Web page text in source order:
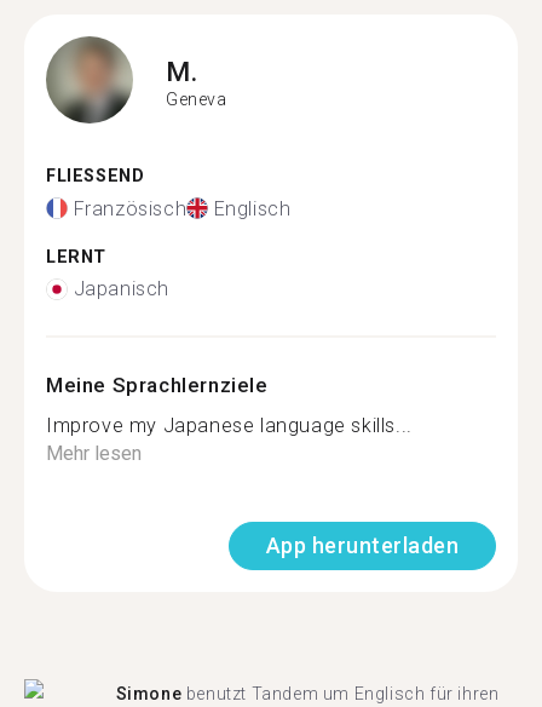
M.
Geneva
FLIESSEND
Französisch Englisch
LERNT
Japanisch
Meine Sprachlernziele
Improve my Japanese language skills...
Mehr lesen
App herunterladen
Simone benutzt Tandem um Englisch für ihren